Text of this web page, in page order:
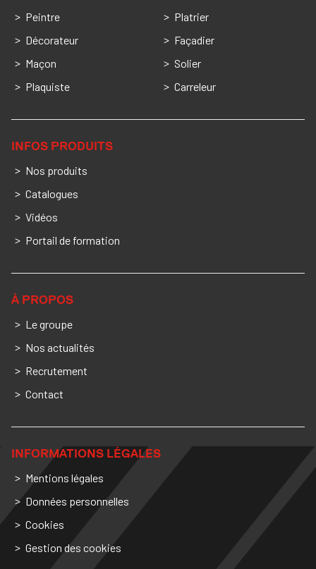
Peintre
Décorateur
Maçon
Plaquiste
Platrier
Façadier
Solier
Carreleur
INFOS PRODUITS
Nos produits
Catalogues
Vidéos
Portail de formation
À PROPOS
Le groupe
Nos actualités
Recrutement
Contact
INFORMATIONS LÉGALES
Mentions légales
Données personnelles
Cookies
Gestion des cookies